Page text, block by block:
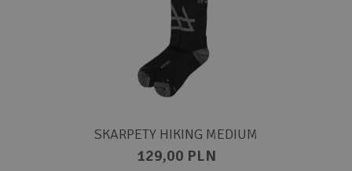
SKARPETY HIKING MEDIUM
129,00 PLN